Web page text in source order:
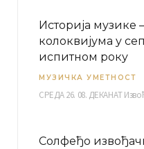
Историја музике
колоквијума у
испитном року
МУЗИЧКА УМЕТНОСТ
Солфеђо